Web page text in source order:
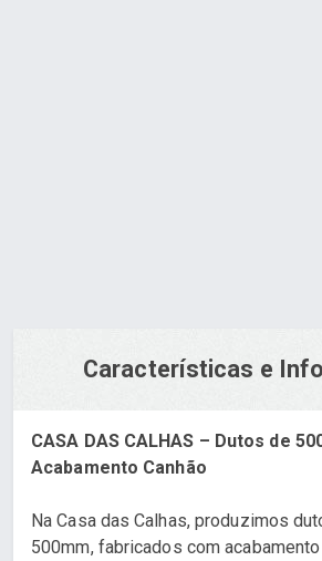
Características e
CASA DAS CALHAS – Dutos de
Acabamento Canhão
Na Casa das Calhas, produzimos
500mm, fabricados com acabamento